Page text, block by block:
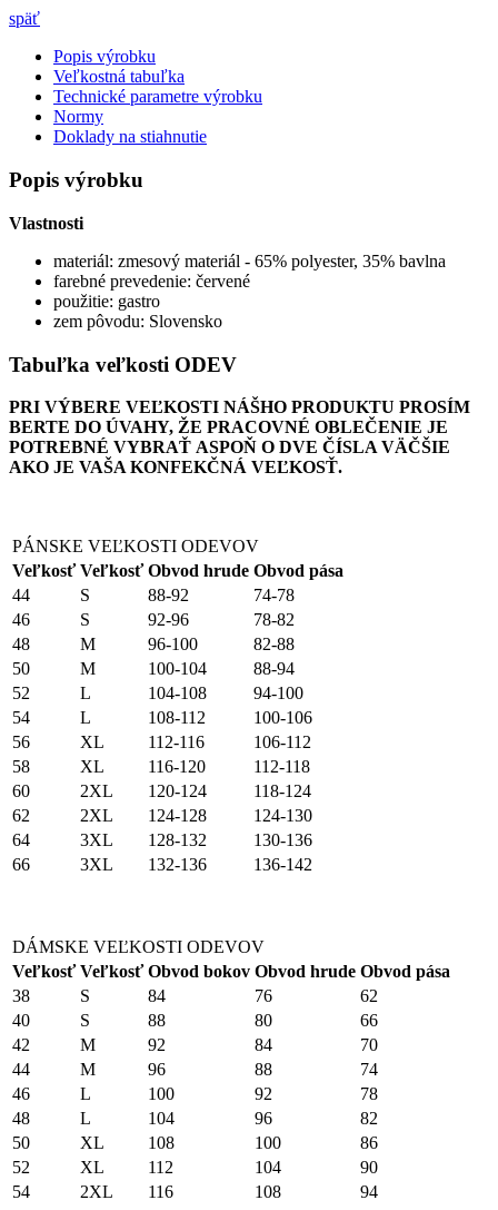
späť
Popis výrobku
Veľkostná tabuľka
Technické parametre výrobku
Normy
Doklady na stiahnutie
Popis výrobku
Vlastnosti
materiál: zmesový materiál - 65% polyester, 35% bavlna
farebné prevedenie: červené
použitie: gastro
zem pôvodu: Slovensko
Tabuľka veľkosti ODEV
PRI VÝBERE VEĽKOSTI NÁŠHO PRODUKTU PROSÍM
BERTE DO ÚVAHY, ŽE PRACOVNÉ OBLEČENIE JE
POTREBNÉ VYBRAŤ ASPOŇ O DVE ČÍSLA VÄČŠIE
AKO JE VAŠA KONFEKČNÁ VEĽKOSŤ.
PÁNSKE VEĽKOSTI ODEVOV
Veľkosť Veľkosť Obvod hrude Obvod pása
44
S 88-92
74-78
46
S 92-96
78-82
48
M 96-100
82-88
50
M 100-104
88-94
52
L 104-108
94-100
54
L 108-112
100-106
56
XL 112-116
106-112
58
XL 116-120
112-118
60
2XL 120-124
118-124
62
2XL 124-128
124-130
64
3XL 128-132
130-136
66
3XL 132-136 136-142
DÁMSKE VEĽKOSTI ODEVOV
Veľkosť Veľkosť Obvod bokov Obvod hrude Obvod pása
38
S 84 76
62
40
S 88 80
66
42
M 92 84
70
44
M 96 88
74
46
L 100 92
78
48
L 104 96
82
50
XL 108 100
86
52
XL 112 104
90
54
2XL 116 108
94